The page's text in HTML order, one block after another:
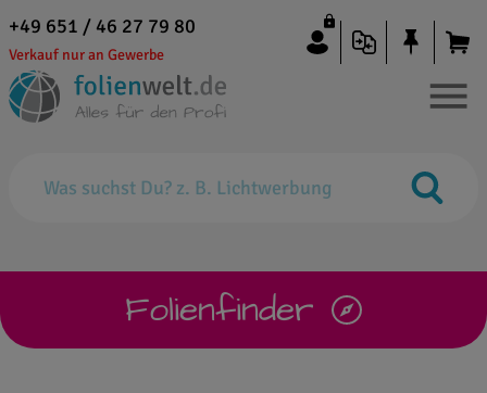
+49 651 / 46 27 79 80
Verkauf nur an Gewerbe
Folienfinder